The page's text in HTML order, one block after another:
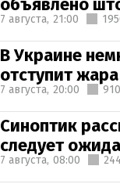
7 августа, 21:00
В Украине
отступит жара
7 августа, 20:00
Синоптик
следует
7 августа, 08:00